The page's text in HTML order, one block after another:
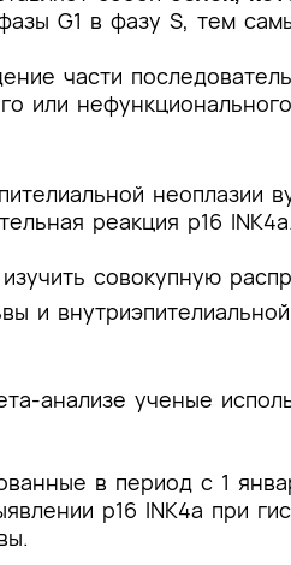
G1 в фазу S, тем
части
или
реакция p16 INK4a.
совокупную
и
анализе ученые
в период с 1
p16 INK4a при